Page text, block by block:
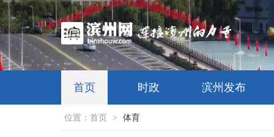
首页 时政 滨州发布
位置： 首页 > 体育